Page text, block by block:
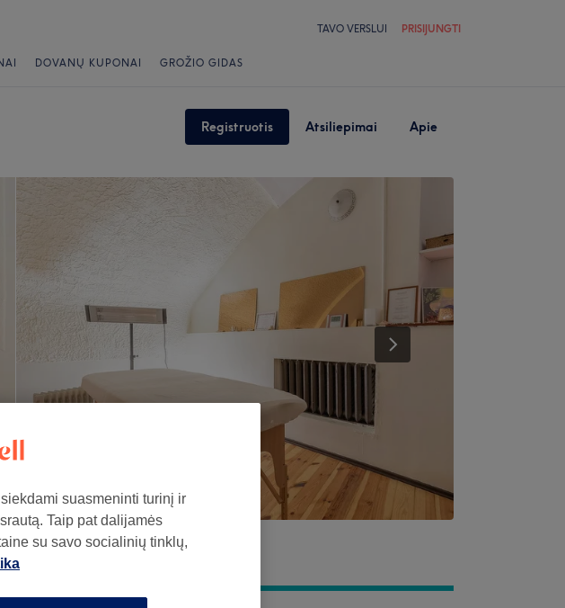
TAVO VERSLUI PRISIJUNGTI
DOVANŲ KUPONAI GROŽIO GIDAS
Registruotis Atsiliepimai Apie
suasmeninti turinį ir
Taip pat dalijamės
su savo socialinių tinklų,